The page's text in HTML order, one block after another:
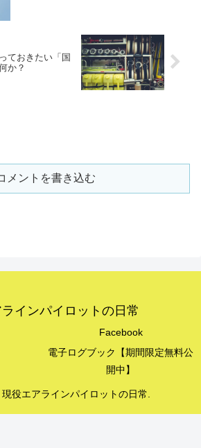
ておきたい「国
か？
メントを書き込む
インパイロットの日常
Facebook
電子ログブック【期間限定無料公
開中】
役エアラインパイロットの日常.